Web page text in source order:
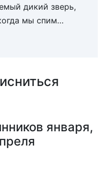
дикий зверь,
мы спим…
января,